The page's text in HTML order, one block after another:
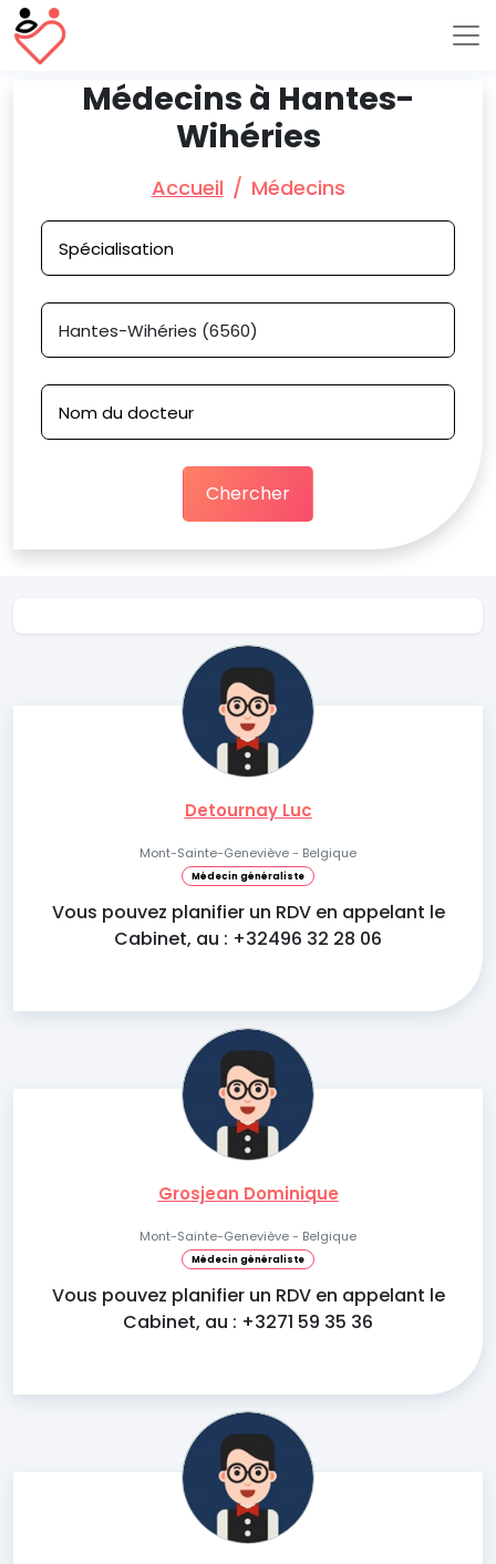
Médecins à Hantes-
Wihéries
Accueil Médecins
Chercher
Detournay Luc
Mont-Sainte-Geneviève - Belgique
Médecin généraliste
Vous pouvez planifier un RDV en appelant le
Cabinet, au : +32496 32 28 06
Grosjean Dominique
Mont-Sainte-Geneviève - Belgique
Médecin généraliste
Vous pouvez planifier un RDV en appelant le
Cabinet, au : +3271 59 35 36